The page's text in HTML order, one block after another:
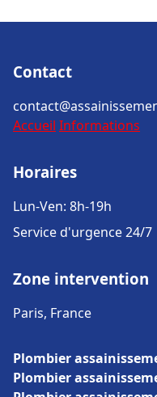
Contact
Accueil Informations
Horaires
Lun-Ven: 8h-19h
Service d'urgence 24/7
Zone intervention
Paris, France
Plombier
Plombier